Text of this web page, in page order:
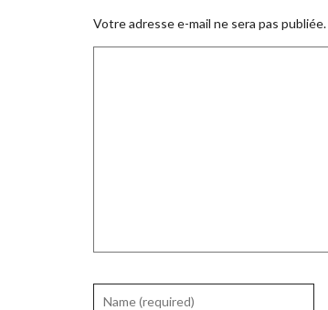
Votre adresse e-mail ne sera pas publiée.